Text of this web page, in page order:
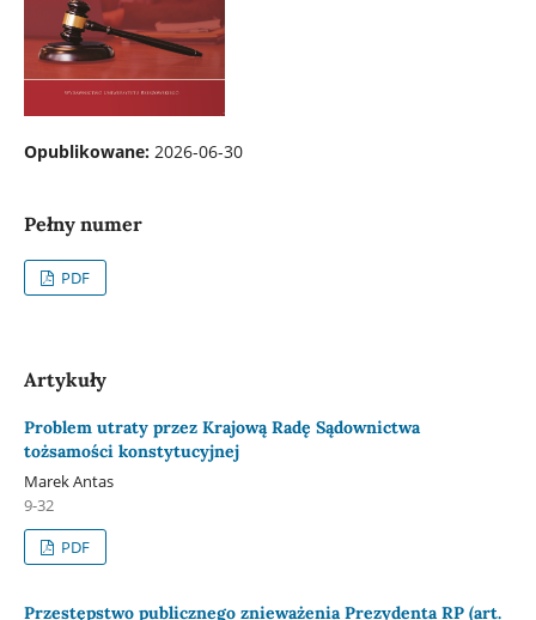
Opublikowane: 2026-06-30
Pełny numer
PDF
Artykuły
Problem utraty przez Krajową Radę Sądownictwa
tożsamości konstytucyjnej
Marek Antas
9-32
PDF
Przestępstwo publicznego znieważenia Prezydenta RP (art.